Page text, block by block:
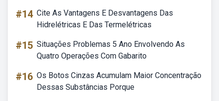
#14 Cite As Vantagens E Desvantagens Das
Hidrelétricas E Das Termelétricas
#15 Situações Problemas 5 Ano Envolvendo As
Quatro Operações Com Gabarito
#16 Os Botos Cinzas Acumulam Maior Concentração
Dessas Substâncias Porque